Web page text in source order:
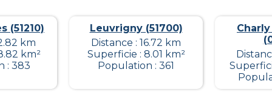
(51210)
km
km²
: 383
Leuvrigny (51700)
Distance : 16.72 km
Superficie : 8.01 km²
Population : 361